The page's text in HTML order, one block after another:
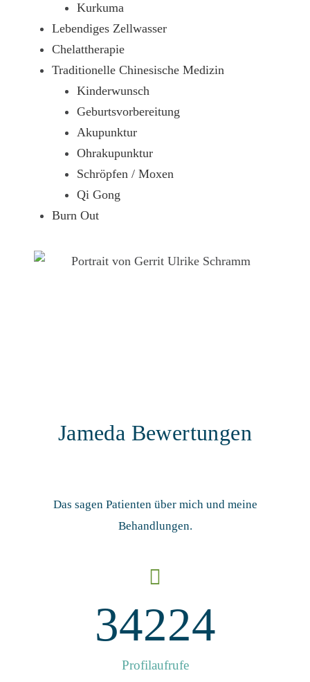
Kurkuma
Lebendiges Zellwasser
Chelattherapie
Traditionelle Chinesische Medizin
Kinderwunsch
Geburtsvorbereitung
Akupunktur
Ohrakupunktur
Schröpfen / Moxen
Qi Gong
Burn Out
Jameda Bewertungen
Das sagen Patienten über mich und meine
Behandlungen.
Profilaufrufe
34224